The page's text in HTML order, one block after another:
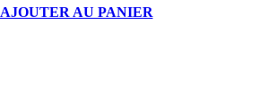
AJOUTER AU PANIER